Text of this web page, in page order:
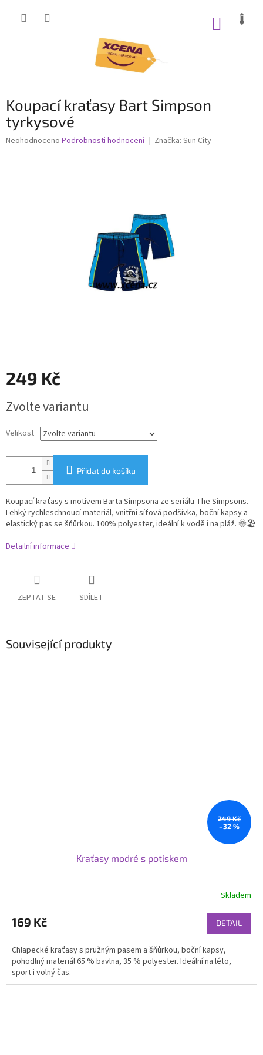
Koupací kraťasy Bart Simpson
tyrkysové
Průměrné
Neohodnoceno Podrobnosti hodnocení Značka: Sun City
249 Kč
cena:
Zvolte variantu
Velikost
Přidat do košíku
Koupací kraťasy s motivem Barta Simpsona ze seriálu The Simpsons.
Lehký rychleschnoucí materiál, vnitřní síťová podšívka, boční kapsy a
elastický pas se šňůrkou. 100% polyester, ideální k vodě i na pláž. 🌞🏖️
Detailní informace
ZEPTAT SE SDÍLET
Související produkty
249 Kč
–32 %
Kraťasy modré s potiskem
Skladem
169 Kč DETAIL
Chlapecké kraťasy s pružným pasem a šňůrkou, boční kapsy,
pohodlný materiál 65 % bavlna, 35 % polyester. Ideální na léto,
sport i volný čas.